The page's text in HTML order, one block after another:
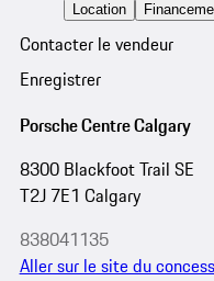
Location
Contacter le vendeur
Enregistrer
Porsche Centre Calgary
8300 Blackfoot Trail SE
T2J 7E1 Calgary
838041135
Aller sur le site du